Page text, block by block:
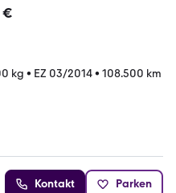
€
kg • EZ 03/2014• 108.500 km
Kontakt Parken